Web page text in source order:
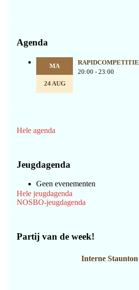
Agenda
MA
24 AUG
RAPIDCOMPETITIE
20:00 - 23:00
Hele agenda
Jeugdagenda
Geen evenementen
Hele jeugdagenda
NOSBO-jeugdagenda
Partij van de week!
Interne Staunton